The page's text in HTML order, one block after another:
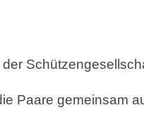
Paare gemeinsam